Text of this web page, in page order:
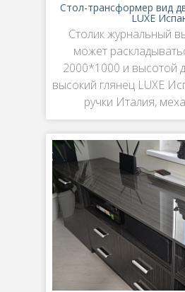
Стол-трансформер вид
LUXE
Столик журнальный
может
2000*1000 и высотой
высокий глянец LUXE
ручки Италия,